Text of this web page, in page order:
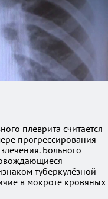
плеврита считается
прогрессирования
Больного
туберкулёзной
в мокроте кровяных